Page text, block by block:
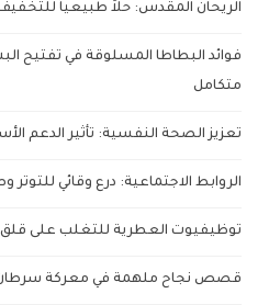
الريحان المقدس: حلاً طبيعياً
فوائد البطاطا المسلوقة في تفتيح
متكامل
تعزيز الصحة النفسية: تأثير الدعم
الروابط الاجتماعية: درع وقائي
توظيفيوت العطرية للتغلب على قلق
قصص نجاح ملهمة في معركة سرطان